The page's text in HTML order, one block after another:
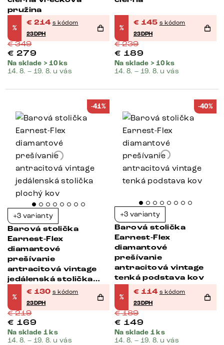
pružina
%
€ 214 s kódom
23DPH
€349
€ 279
Na sklade > 10 ks
14. 8. – 19. 8. u vás
%
€ 145 s kódom
23DPH
€239
€ 189
Na sklade > 10 ks
14. 8. – 19. 8. u vás
-41%
+3 varianty
Barová stolička
Earnest-Flex
diamantové
prešívanie
antracitová vintage
jedálenská stolička
plochý kov
%
€ 130 s kódom
23DPH
€219
€ 169
Na sklade 1 ks
14. 8. – 19. 8. u vás
-40%
+3 varianty
Barová stolička
Earnest-Flex
diamantové
prešívanie
antracitová vintage
tenká podstava kov
%
€ 114 s kódom
23DPH
€189
€ 149
Na sklade 1 ks
14. 8. – 19. 8. u vás